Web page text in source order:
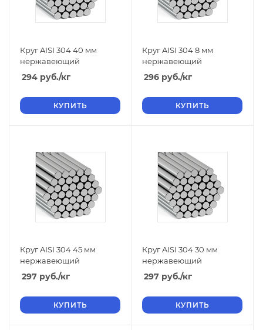
Круг AISI 304 40 мм
нержавеющий
294 руб./кг
КУПИТЬ
Круг AISI 304 8 мм
нержавеющий
296 руб./кг
КУПИТЬ
Круг AISI 304 45 мм
нержавеющий
297 руб./кг
КУПИТЬ
Круг AISI 304 30 мм
нержавеющий
297 руб./кг
КУПИТЬ